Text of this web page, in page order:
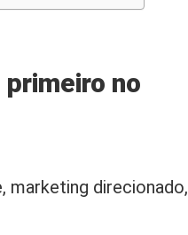
no
marketing direcionado,